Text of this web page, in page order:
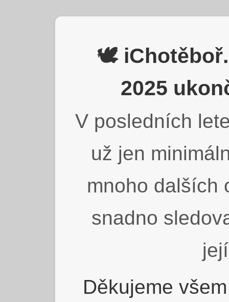
🕊️
2025
V posledních
už jen
mnoho dalších
snadno
Děkujeme